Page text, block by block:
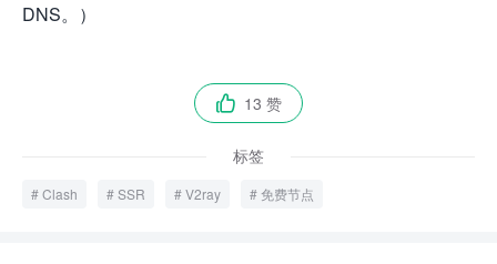
DNS。）
 13 赞
标签
Clash SSR V2ray 免费节点